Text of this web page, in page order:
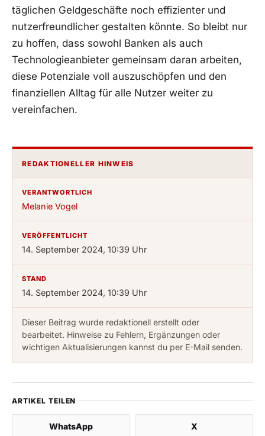
täglichen Geldgeschäfte noch effizienter und
nutzerfreundlicher gestalten könnte. So bleibt nur
zu hoffen, dass sowohl Banken als auch
Technologieanbieter gemeinsam daran arbeiten,
diese Potenziale voll auszuschöpfen und den
finanziellen Alltag für alle Nutzer weiter zu
vereinfachen.
REDAKTIONELLER HINWEIS
VERANTWORTLICH
Melanie Vogel
VERÖFFENTLICHT
14. September 2024, 10:39 Uhr
STAND
14. September 2024, 10:39 Uhr
Dieser Beitrag wurde redaktionell erstellt oder
bearbeitet. Hinweise zu Fehlern, Ergänzungen oder
wichtigen Aktualisierungen kannst du per E-Mail senden.
ARTIKEL TEILEN
WhatsApp X